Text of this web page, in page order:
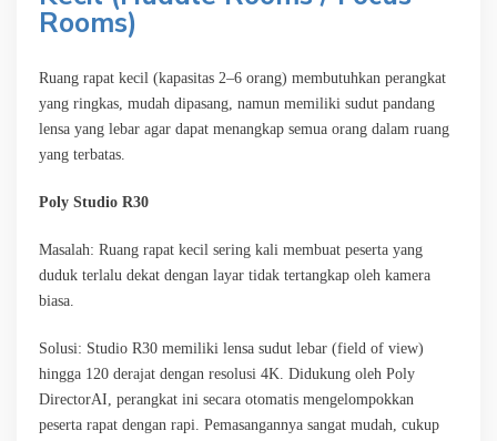
Rooms)
Ruang rapat kecil (kapasitas 2–6 orang) membutuhkan perangkat
yang ringkas, mudah dipasang, namun memiliki sudut pandang
lensa yang lebar agar dapat menangkap semua orang dalam ruang
yang terbatas.
Poly Studio R30
Masalah: Ruang rapat kecil sering kali membuat peserta yang
duduk terlalu dekat dengan layar tidak tertangkap oleh kamera
biasa.
Solusi: Studio R30 memiliki lensa sudut lebar (field of view)
hingga 120 derajat dengan resolusi 4K. Didukung oleh Poly
DirectorAI, perangkat ini secara otomatis mengelompokkan
peserta rapat dengan rapi. Pemasangannya sangat mudah, cukup